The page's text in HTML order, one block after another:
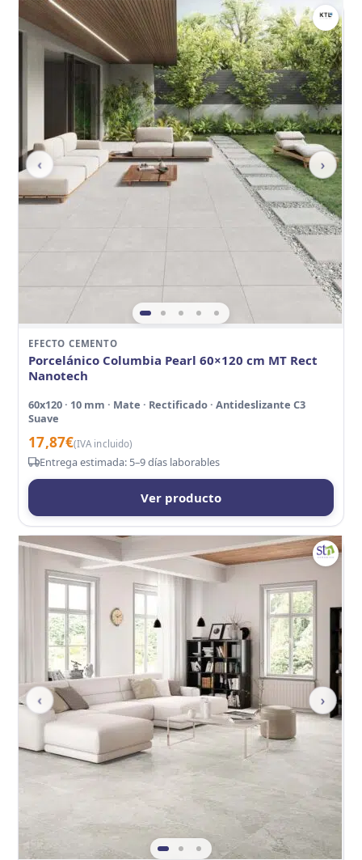
‹ ›
EFECTO CEMENTO
Porcelánico Columbia Pearl 60×120 cm MT Rect
Nanotech
60x120 · 10 mm · Mate · Rectificado · Antideslizante C3
Suave
17,87€(IVA incluido)
Entrega estimada: 5–9 días laborables
Ver producto
‹ ›